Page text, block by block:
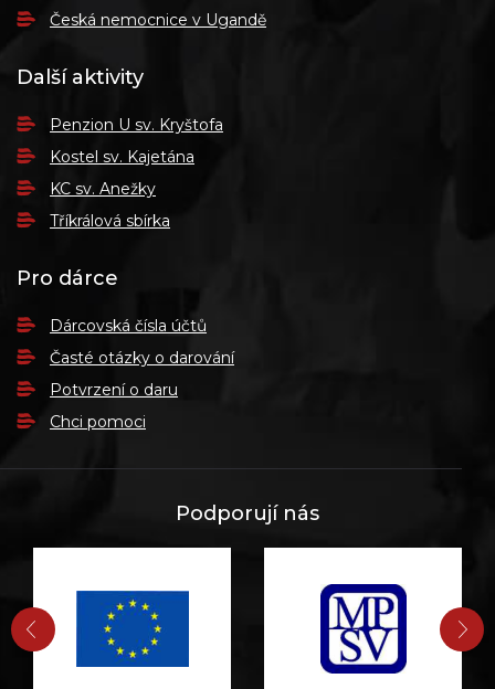
Česká nemocnice v Ugandě
Další aktivity
Penzion U sv. Kryštofa
Kostel sv. Kajetána
KC sv. Anežky
Tříkrálová sbírka
Pro dárce
Dárcovská čísla účtů
Časté otázky o darování
Potvrzení o daru
Chci pomoci
Podporují nás
PŘEDCHOZÍ